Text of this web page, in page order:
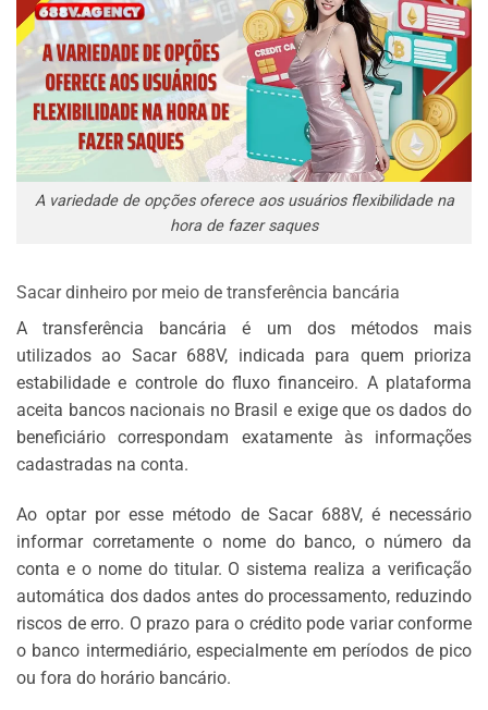
A variedade de opções oferece aos usuários flexibilidade na
hora de fazer saques
Sacar dinheiro por meio de transferência bancária
A transferência bancária é um dos métodos mais
utilizados ao Sacar 688V, indicada para quem prioriza
estabilidade e controle do fluxo financeiro. A plataforma
aceita bancos nacionais no Brasil e exige que os dados do
beneficiário correspondam exatamente às informações
cadastradas na conta.
Ao optar por esse método de Sacar 688V, é necessário
informar corretamente o nome do banco, o número da
conta e o nome do titular. O sistema realiza a verificação
automática dos dados antes do processamento, reduzindo
riscos de erro. O prazo para o crédito pode variar conforme
o banco intermediário, especialmente em períodos de pico
ou fora do horário bancário.